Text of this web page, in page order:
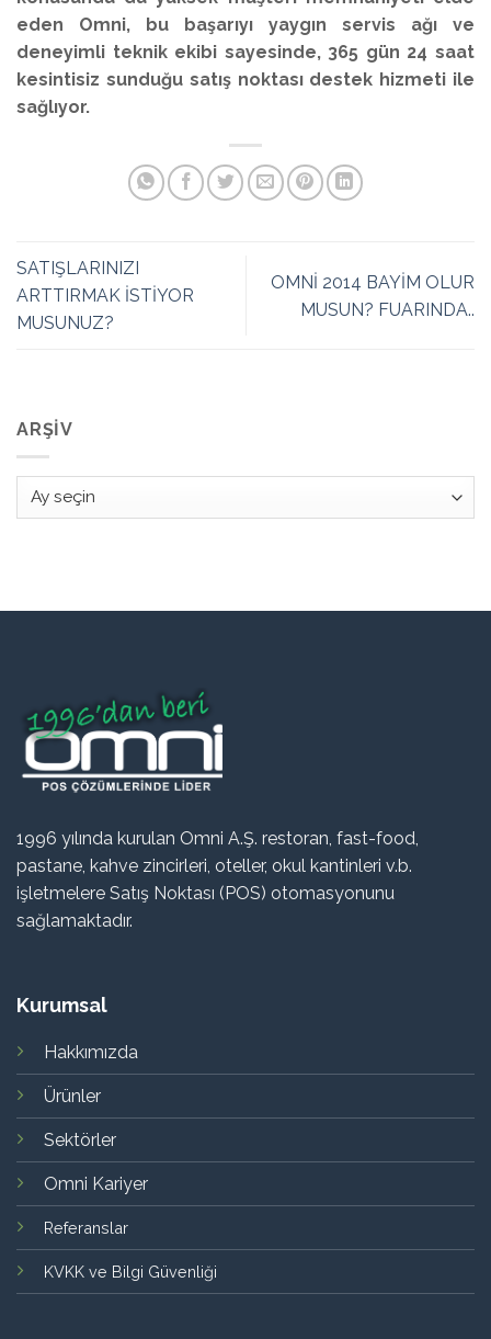
eden Omni, bu başarıyı yaygın servis ağı ve
deneyimli teknik ekibi sayesinde, 365 gün 24 saat
kesintisiz sunduğu satış noktası destek hizmeti ile
sağlıyor.
SATIŞLARINIZI
ARTTIRMAK İSTİYOR
MUSUNUZ?
OMNİ 2014 BAYİM OLUR
MUSUN? FUARINDA..
ARŞIV
Arşiv
1996 yılında kurulan Omni A.Ş. restoran, fast-food,
pastane, kahve zincirleri, oteller, okul kantinleri v.b.
işletmelere Satış Noktası (POS) otomasyonunu
sağlamaktadır.
Kurumsal
Hakkımızda
Ürünler
Sektörler
Omni Kariyer
Referanslar
KVKK ve Bilgi Güvenliği